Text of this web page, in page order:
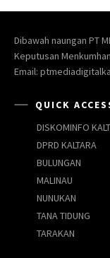
Dibawah naungan PT
Keputusan
Email:
QUICK
DISKOMINFO
DPRD KALTARA
BULUNGAN
MALINAU
NUNUKAN
TANA TIDUNG
TARAKAN